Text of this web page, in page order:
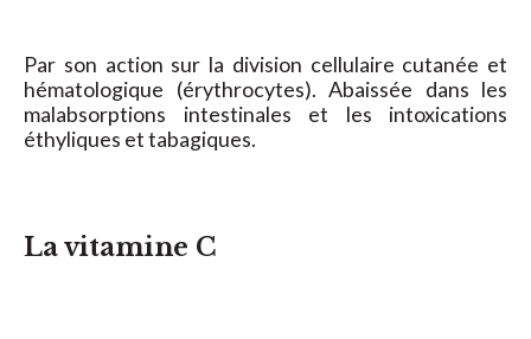
Par son action sur la division cellulaire cutanée et
hématologique (érythrocytes). Abaissée dans les
malabsorptions intestinales et les intoxications
éthyliques et tabagiques.
La vitamine C